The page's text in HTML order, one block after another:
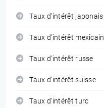
Taux d'intérêt japonais
Taux d'intérêt mexicain
Taux d'intérêt russe
Taux d'intérêt suisse
Taux d'intérêt turc